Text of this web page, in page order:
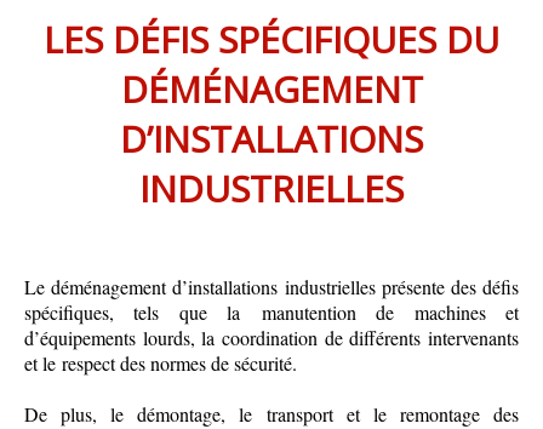
LES DÉFIS SPÉCIFIQUES DU
DÉMÉNAGEMENT
D’INSTALLATIONS
INDUSTRIELLES
Le déménagement d’installations industrielles présente des défis
spécifiques, tels que la manutention de machines et
d’équipements lourds, la coordination de différents intervenants
et le respect des normes de sécurité.
De plus, le démontage, le transport et le remontage des